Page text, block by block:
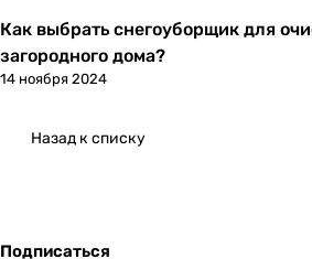
Как выбрать снегоуборщик для
загородного дома?
14 ноября 2024
Назад к списку
Подписаться